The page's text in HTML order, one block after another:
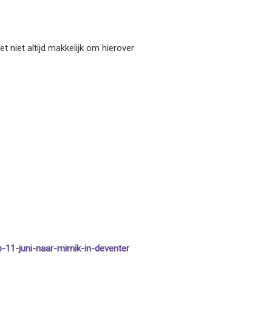
niet altijd makkelijk om hierover
11-juni-naar-mimik-in-deventer